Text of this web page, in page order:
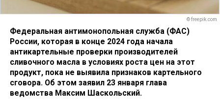
© freepik.com
Федеральная антимонопольная служба (ФАС)
России, которая в конце 2024 года начала
антикартельные проверки производителей
сливочного масла в условиях роста цен на этот
продукт, пока не выявила признаков картельного
сговора. Об этом заявил 23 января глава
ведомства Максим Шаскольский.